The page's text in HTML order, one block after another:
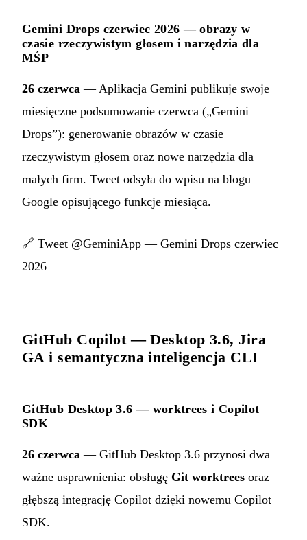
Gemini Drops czerwiec 2026 — obrazy w
czasie rzeczywistym głosem i narzędzia dla
MŚP
26 czerwca — Aplikacja Gemini publikuje swoje
miesięczne podsumowanie czerwca („Gemini
Drops”): generowanie obrazów w czasie
rzeczywistym głosem oraz nowe narzędzia dla
małych firm. Tweet odsyła do wpisu na blogu
Google opisującego funkcje miesiąca.
🔗 Tweet @GeminiApp — Gemini Drops czerwiec
2026
GitHub Copilot — Desktop 3.6, Jira
GA i semantyczna inteligencja CLI
GitHub Desktop 3.6 — worktrees i Copilot
SDK
26 czerwca — GitHub Desktop 3.6 przynosi dwa
ważne usprawnienia: obsługę Git worktrees oraz
głębszą integrację Copilot dzięki nowemu Copilot
SDK.